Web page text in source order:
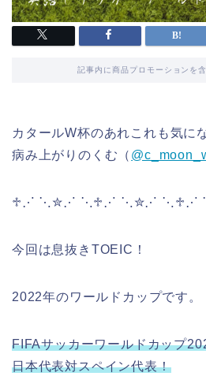
記事内に商品プロモーションを
カタールW杯のあれこれも気に
病み上がりのくむ（
♱⋰ ⋱✮⋰ ⋱♱⋰ ⋱✮⋰ ⋱♱⋰
今回は息抜きTOEIC！
2022年のワールドカップです。
FIFAサッカーワールドカップ
日本代表対スペイン代表！